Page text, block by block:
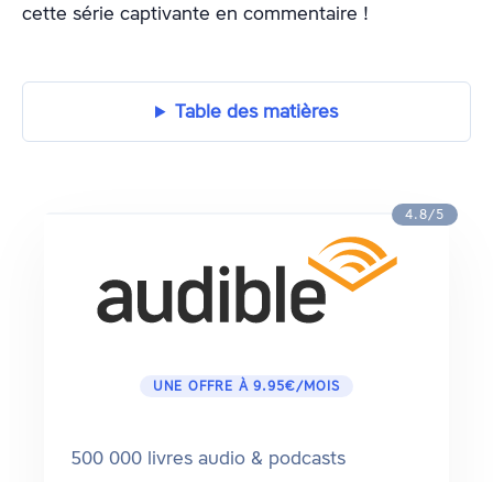
cette série captivante en commentaire !
Table des matières
4.8/5
UNE OFFRE À 9.95€/MOIS
500 000 livres audio & podcasts